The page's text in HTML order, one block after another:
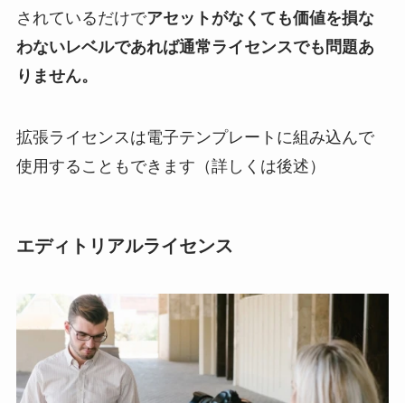
されているだけでアセットがなくても価値を損な
わないレベルであれば通常ライセンスでも問題あ
りません。
拡張ライセンスは電子テンプレートに組み込んで
使用することもできます（詳しくは後述）
エディトリアルライセンス